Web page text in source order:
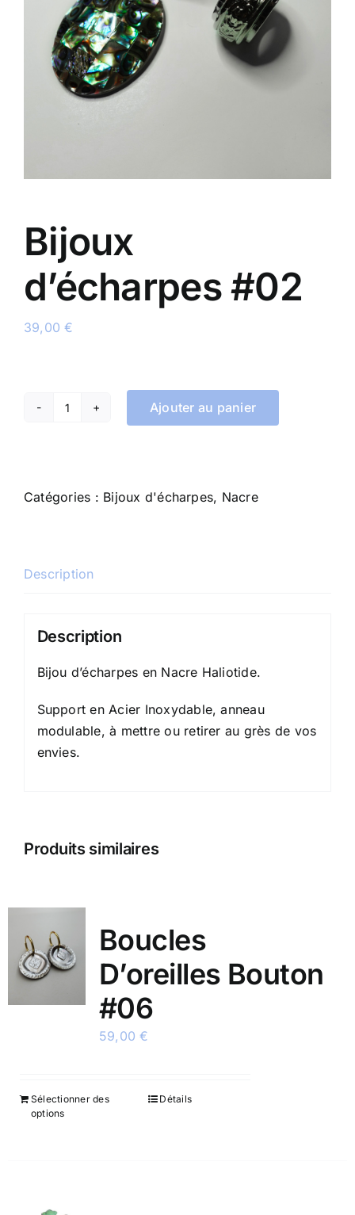
Bijoux
d’écharpes #02
39,00€
quantité
#02
Ajouter au panier
Catégories : Bijoux d'écharpes, Nacre
Description
Description
Bijou d’écharpes en Nacre Haliotide.
Support en Acier Inoxydable, anneau
modulable, à mettre ou retirer au grès de vos
envies.
Produits similaires
Boucles
D’oreilles Bouton
#06
59,00€
Sélectionner des
options
Détails